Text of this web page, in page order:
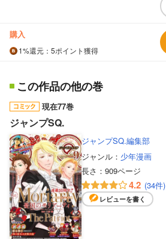
購入
1%還元 ：5ポイント獲得
この作品の他の巻
現在77巻
ジャンプSQ.
ジャンプSQ.編集部
ジャンル： 少年漫画
長さ： 909ページ
4.2 (34件)
レビューを書く